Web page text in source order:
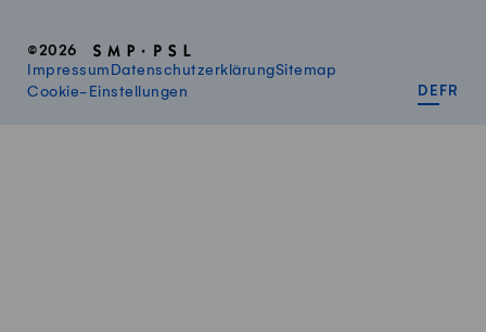
©2026
Impressum DatenschutzerklärungSitemap
Cookie-Einstellungen
DE FR